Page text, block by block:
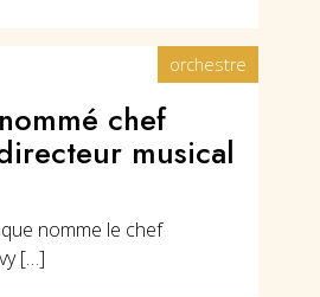
orchestre
chef
musical
nomme le chef
[…]